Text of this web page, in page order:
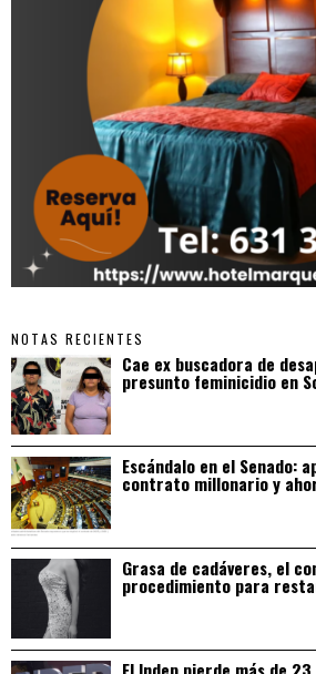
NOTAS RECIENTES
Cae ex buscadora de
presunto feminicidio en
Escándalo en el Senado:
contrato millonario y
Grasa de cadáveres, el
procedimiento para